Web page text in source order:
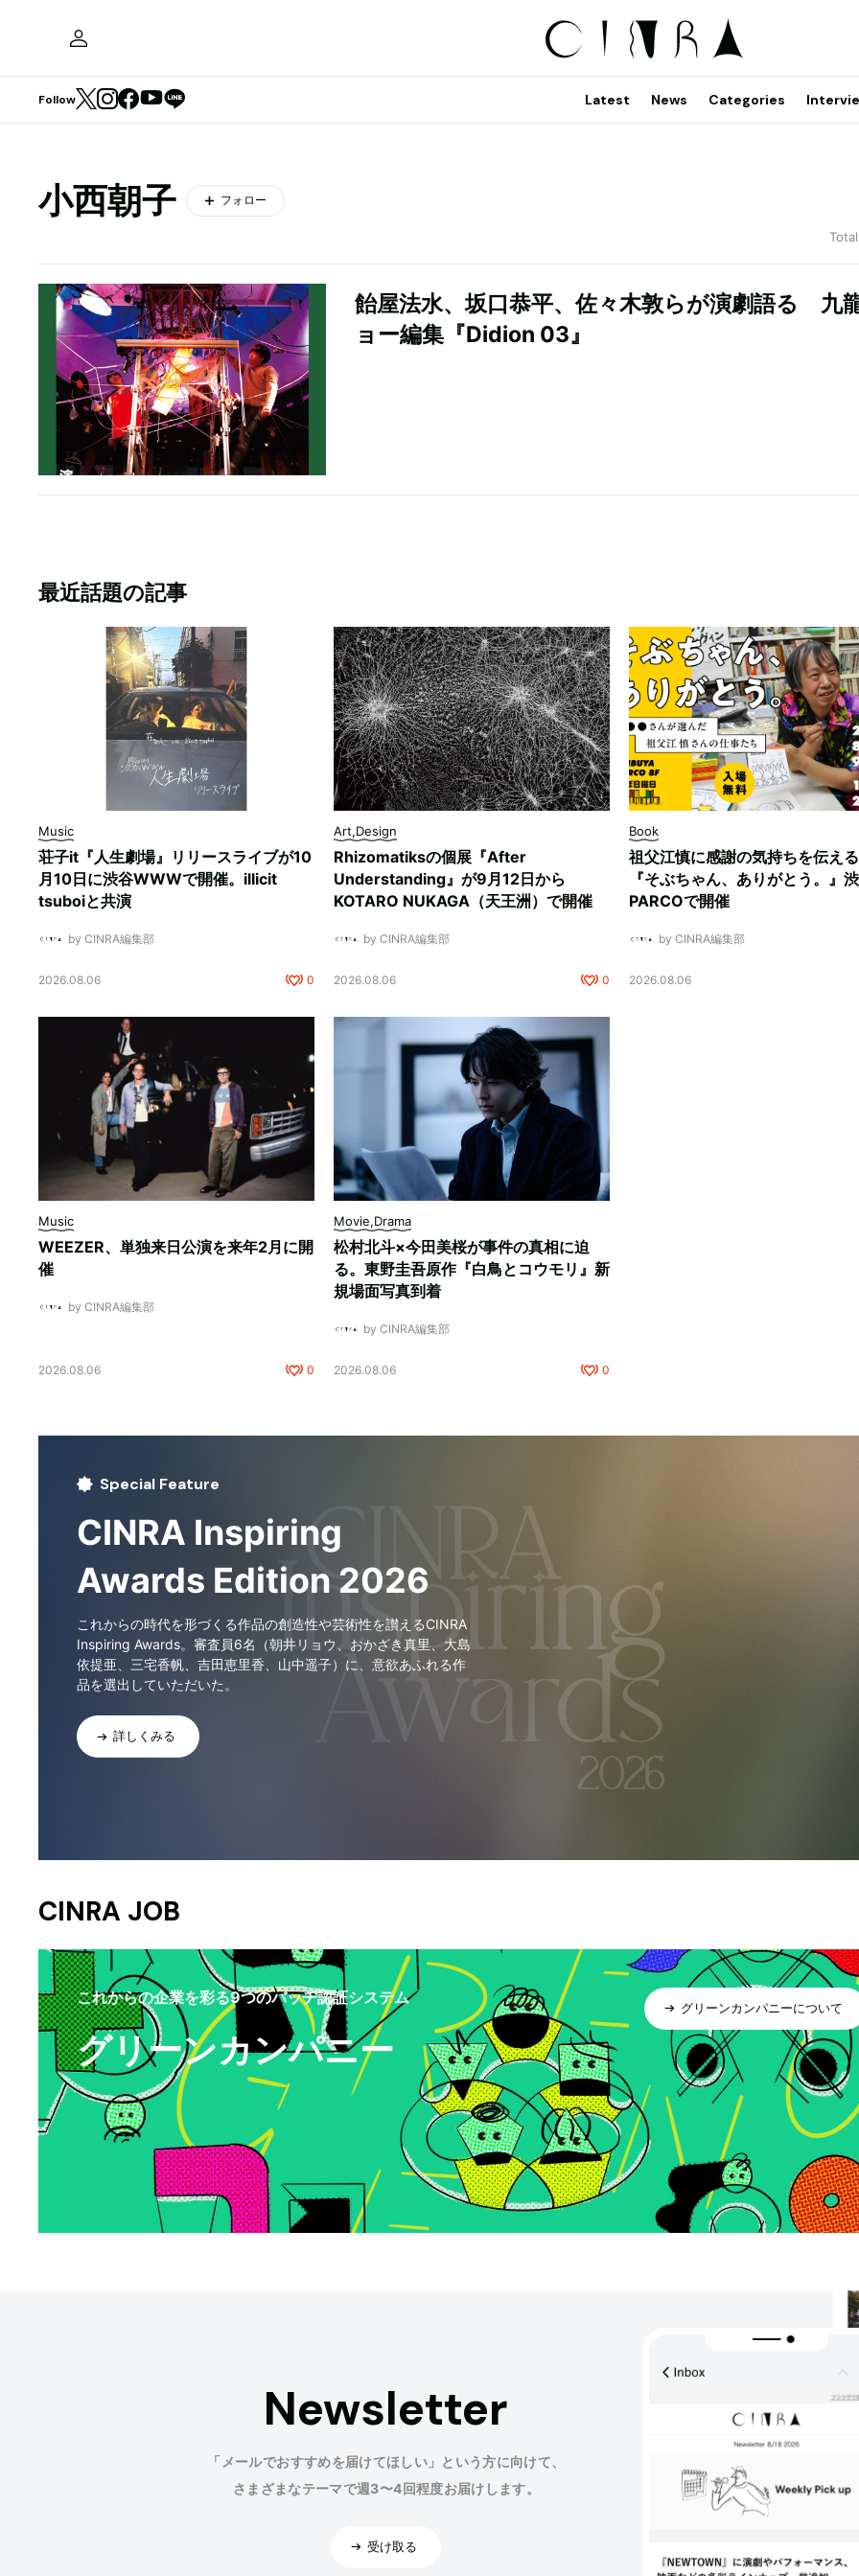
Follow Latest News Categories
小西朝子 フォロー
飴屋法水、坂口恭平、佐々木敦らが演劇語る 九
ョー編集『Didion 03』
最近話題の記事
Music
荘子it『人生劇場』リリースライブが10
月10日に渋谷WWWで開催。illicit
tsuboiと共演
by CINRA編集部
2026.08.06 0
Art,Design
Rhizomatiksの個展『After
Understanding』が9月12日から
KOTARO NUKAGA（天王洲）で開催
by CINRA編集部
2026.08.06 0
Book
祖父江慎に感謝の気持ちを伝え
『そぶちゃん、ありがとう。』
PARCOで開催
by CINRA編集部
2026.08.06
Music
WEEZER、単独来日公演を来年2月に開
催
by CINRA編集部
2026.08.06 0
Movie,Drama
松村北斗×今田美桜が事件の真相に迫
る。東野圭吾原作『白鳥とコウモリ』新
規場面写真到着
by CINRA編集部
2026.08.06 0
Special Feature
CINRA Inspiring
Awards Edition 2026
これからの時代を形づくる作品の創造性や芸術性を讃えるCINRA
Inspiring Awards。審査員6名（朝井リョウ、おかざき真里、大島
依提亜、三宅香帆、吉田恵里香、山中遥子）に、意欲あふれる作
品を選出していただいた。
詳しくみる
CINRA JOB
これからの企業を彩る9つのバッヂ認証システム
グリーンカンパニー
グリーンカンパニーについて
Newsletter
「メールでおすすめを届けてほしい」という方に向けて、
さまざまなテーマで週3〜4回程度お届けします。
受け取る